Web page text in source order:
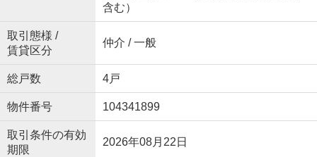
含む）
取引態様 /
賃貸区分
仲介 / 一般
総戸数 4戸
物件番号 104341899
取引条件の有効
期限
2026年08月22日